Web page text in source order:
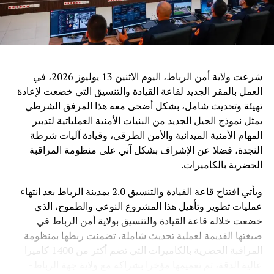
ويرى مراقبون أن الدعوة الصينية إلى تعزيز التعاون في مجال
الذكاء الاصطناعي تعكس التحول المتزايد لهذه التكنولوجيا إلى
فقط تطوير القدرات التقنية، بل ضمان أن تكون هذه القدرات
متاحة بشكل عادل وآمن لجميع الدول.
وفي ظل المنافسة العالمية المتزايدة في مجال الذكاء
الاصطناعي، تطرح الصين رؤية تقوم على اعتبار التكنولوجيا
جسراً للتعاون والتنمية، وليس مجالاً للصراع، مؤكدة أن مستقبل
الذكاء الاصطناعي يجب أن يكون قائماً على الحكمة البشرية
والمسؤولية المشتركة من أجل خدمة رفاهية الشعوب
شرعت ولاية أمن الرباط، اليوم الاثنين 13 يوليوز 2026، في
العمل بالمقر الجديد لقاعة القيادة والتنسيق التي خضعت لإعادة
تهيئة وتحديث شامل، بشكل أضحى معه هذا المرفق الشرطي
يمثل نموذج الجيل الجديد من البنيات الأمنية العملياتية لتدبير
المهام الأمنية الميدانية والأمن الطرقي، وقيادة آليات شرطة
النجدة، فضلا عن الإشراف بشكل آني على منظومة المراقبة
الحضرية بالكاميرات.
ويأتي افتتاح قاعة القيادة والتنسيق 2.0 بمدينة الرباط بعد انتهاء
عمليات تطوير وتأهيل هذا المشروع النوعي والطموح، الذي
خضعت خلاله قاعة القيادة والتنسيق بولاية أمن الرباط في
صيغتها القديمة لعملية تحديث شاملة، تضمنت ربطها بمنظومة
المراقبة الحضرية بالكاميرات التي تضم أكثر من 1400 كاميرا